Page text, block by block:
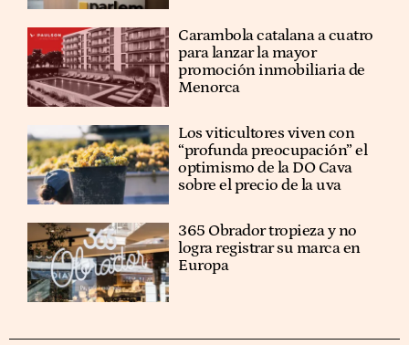
Carambola catalana a cuatro
para lanzar la mayor
promoción inmobiliaria de
Menorca
Los viticultores viven con
“profunda preocupación” el
optimismo de la DO Cava
sobre el precio de la uva
365 Obrador tropieza y no
logra registrar su marca en
Europa